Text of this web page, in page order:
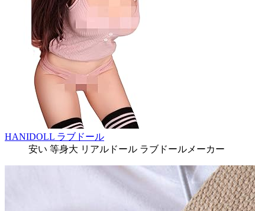
HANIDOLL ラブドール
安い 等身大 リアルドール ラブドールメーカー